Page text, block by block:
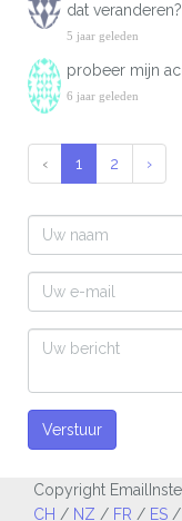
dat veranderen?
5 jaar geleden
probeer mijn
6 jaar geleden
‹ 1 2 ›
Verstuur
Copyright
CH / NZ / FR / ES /